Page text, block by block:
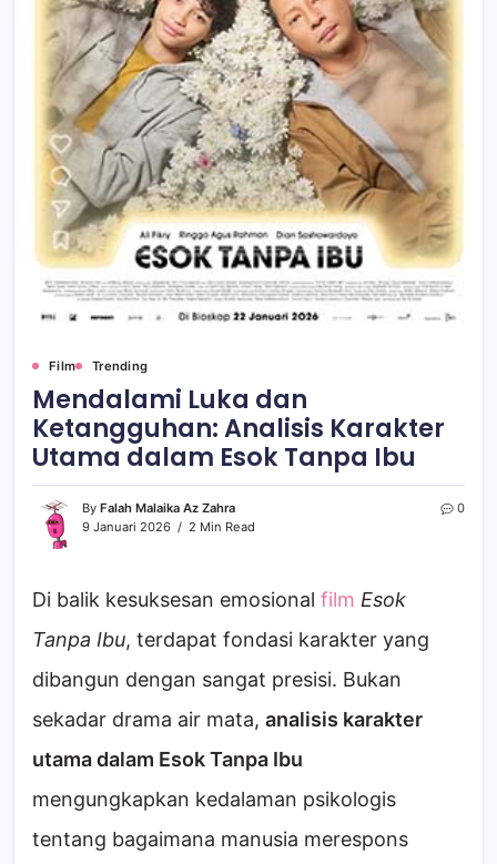
Film Trending
Mendalami Luka dan
Ketangguhan: Analisis Karakter
Utama dalam Esok Tanpa Ibu
By Falah Malaika Az Zahra
9 Januari 2026
2 Min Read
0
Di balik kesuksesan emosional film Esok
Tanpa Ibu, terdapat fondasi karakter yang
dibangun dengan sangat presisi. Bukan
sekadar drama air mata, analisis karakter
utama dalam Esok Tanpa Ibu
mengungkapkan kedalaman psikologis
tentang bagaimana manusia merespons